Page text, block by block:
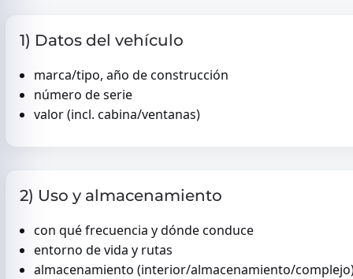
1) Datos del vehículo
marca/tipo, año de construcción
número de serie
valor (incl. cabina/ventanas)
2) Uso y almacenamiento
con qué frecuencia y dónde conduce
entorno de vida y rutas
almacenamiento (interior/almacenamiento/